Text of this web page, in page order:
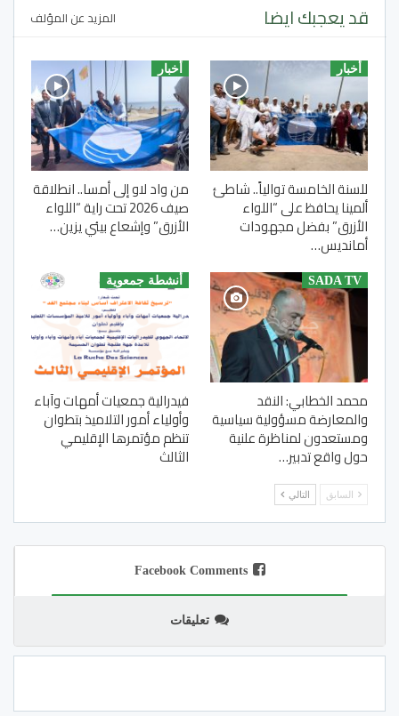
قد يعجبك ايضا المزيد عن المؤلف
أخبار
للسنة الخامسة توالياً.. شاطئ
ألمينا يحافظ على “اللواء
الأزرق” بفضل مجهودات
أمانديس…
أخبار
من واد لاو إلى أمسا.. انطلاقة
صيف 2026 تحت راية “اللواء
الأزرق” وإشعاع بيئي يزين…
SADA TV
محمد الخطابي: النقد
والمعارضة مسؤولية سياسية
ومستعدون لمناظرة علنية
حول واقع تدبير…
أنشطة جمعوية
فيدرالية جمعيات أمهات وآباء
وأولياء أمور التلاميذ بتطوان
تنظم مؤتمرها الإقليمي
الثالث
السابق التالي
Facebook Comments
تعليقات